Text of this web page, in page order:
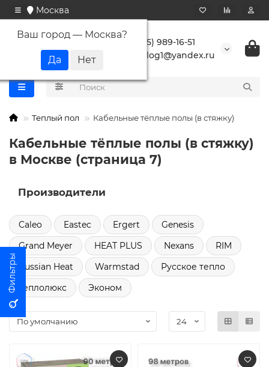
Москва
Ваш город — Москва?
+7 (495) 989-16-51
buranlog1@yandex.ru
Теплый пол Кабельные тёплые полы (в стяжку)
Кабельные тёплые полы (в стяжку)
в Москве (страница 7)
Производители
Caleo Eastec Ergert
Genesis
Grand Meyer
HEAT PLUS Nexans
RIM
Russian Heat
Warmstad
Русское тепло
Теплолюкс
Эконом